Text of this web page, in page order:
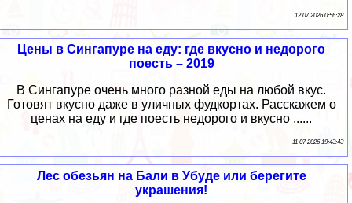
12 07 2026 0:56:28
Цены в Сингапуре на еду: где вкусно и недорого
поесть – 2019
В Сингапуре очень много разной еды на любой вкус.
Готовят вкусно даже в уличных фудкортах. Расскажем о
ценах на еду и где поесть недорого и вкусно ......
11 07 2026 19:43:43
Лес обезьян на Бали в Убуде или берегите
украшения!